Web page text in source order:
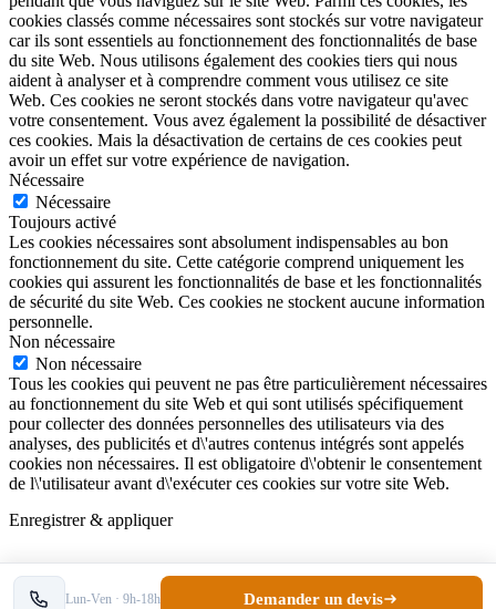
cookies classés comme nécessaires sont stockés sur votre navigateur
car ils sont essentiels au fonctionnement des fonctionnalités de base
du site Web. Nous utilisons également des cookies tiers qui nous
aident à analyser et à comprendre comment vous utilisez ce site
Web. Ces cookies ne seront stockés dans votre navigateur qu'avec
votre consentement. Vous avez également la possibilité de désactiver
ces cookies. Mais la désactivation de certains de ces cookies peut
avoir un effet sur votre expérience de navigation.
Nécessaire
Nécessaire
Toujours activé
Les cookies nécessaires sont absolument indispensables au bon
fonctionnement du site. Cette catégorie comprend uniquement les
cookies qui assurent les fonctionnalités de base et les fonctionnalités
de sécurité du site Web. Ces cookies ne stockent aucune information
personnelle.
Non nécessaire
Non nécessaire
Tous les cookies qui peuvent ne pas être particulièrement nécessaires
au fonctionnement du site Web et qui sont utilisés spécifiquement
pour collecter des données personnelles des utilisateurs via des
analyses, des publicités et d\'autres contenus intégrés sont appelés
cookies non nécessaires. Il est obligatoire d\'obtenir le consentement
de l\'utilisateur avant d\'exécuter ces cookies sur votre site Web.
Enregistrer & appliquer
Lun-Ven · 9h-18h Demander un devis